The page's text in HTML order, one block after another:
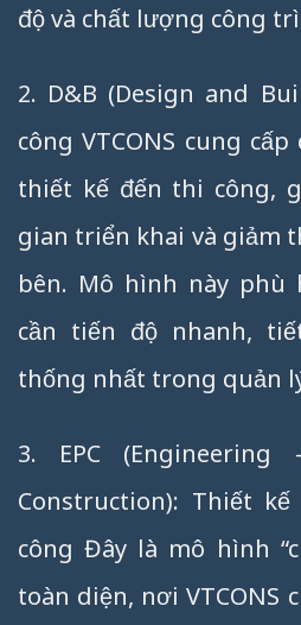
độ và chất lượng công
2. D&B (Design and
công VTCONS cung
thiết kế đến thi công,
gian triển khai và giảm
bên. Mô hình này phù
cần tiến độ nhanh,
thống nhất trong quản
3. EPC (Engineering
Construction): Thiết
công Đây là mô hình
toàn diện, nơi VTCONS